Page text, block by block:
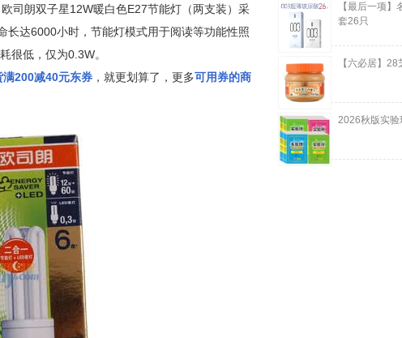
司朗双子星12W暖白色E27节能灯（两支装）采
长达6000小时，节能灯模式用于阅读等功能性照
很低，仅为0.3W。
满200减40元东券 ，就更划算了，更多可用券的商
【最后一项
套26只
【六必居】
2026秋版实